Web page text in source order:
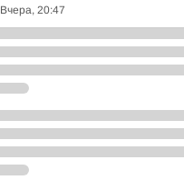
Вчера, 20:47